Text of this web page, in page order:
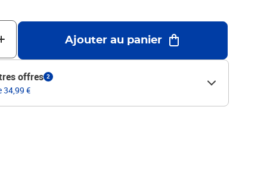
Ajouter au panier
offres 2
34,99 €